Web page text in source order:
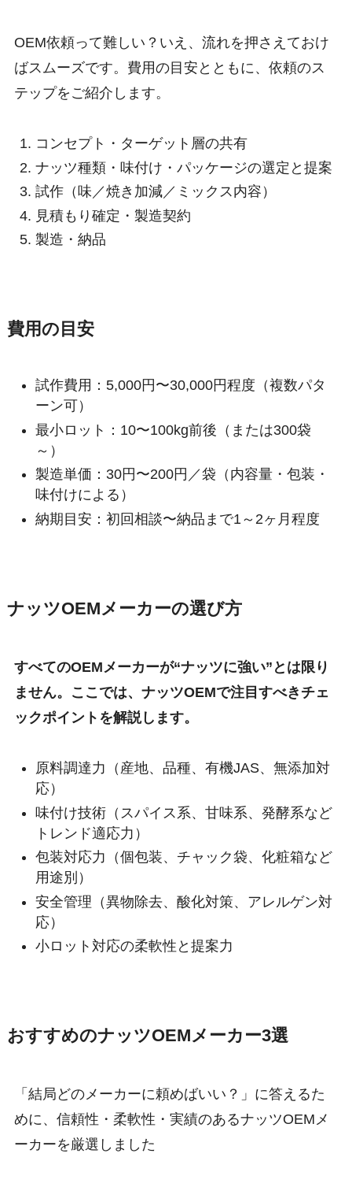
OEM依頼って難しい？いえ、流れを押さえておけ
ばスムーズです。費用の目安とともに、依頼のス
テップをご紹介します。
コンセプト・ターゲット層の共有
ナッツ種類・味付け・パッケージの選定と提案
試作（味／焼き加減／ミックス内容）
見積もり確定・製造契約
製造・納品
費用の目安
試作費用：5,000円〜30,000円程度（複数パタ
ーン可）
最小ロット：10〜100kg前後（または300袋
～）
製造単価：30円〜200円／袋（内容量・包装・
味付けによる）
納期目安：初回相談〜納品まで1～2ヶ月程度
ナッツOEMメーカーの選び方
すべてのOEMメーカーが“ナッツに強い”とは限り
ません。ここでは、ナッツOEMで注目すべきチェ
ックポイントを解説します。
原料調達力（産地、品種、有機JAS、無添加対
応）
味付け技術（スパイス系、甘味系、発酵系など
トレンド適応力）
包装対応力（個包装、チャック袋、化粧箱など
用途別）
安全管理（異物除去、酸化対策、アレルゲン対
応）
小ロット対応の柔軟性と提案力
おすすめのナッツOEMメーカー3選
「結局どのメーカーに頼めばいい？」に答えるた
めに、信頼性・柔軟性・実績のあるナッツOEMメ
ーカーを厳選しました